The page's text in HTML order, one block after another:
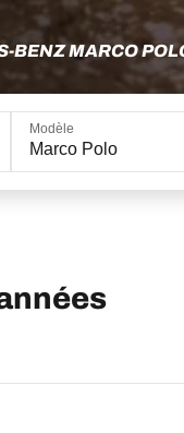
BENZ MARCO
Modèle
Marco Polo